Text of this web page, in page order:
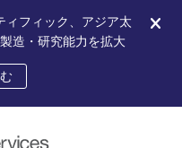
ィフィック、アジア太
造・研究能力を拡大